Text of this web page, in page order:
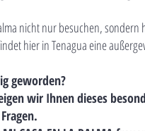
nicht nur besuchen,
hier in Tenagua eine
geworden?
wir Ihnen dieses